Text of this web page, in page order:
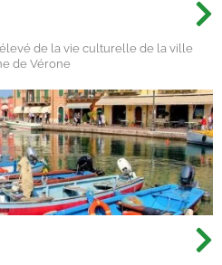
de la vie culturelle de la ville
de Vérone